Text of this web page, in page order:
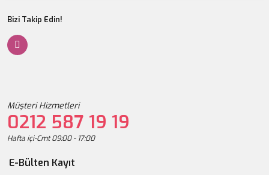
Bizi Takip Edin!
Müşteri Hizmetleri
0212 587 19 19
Hafta içi-Cmt 09:00 - 17:00
E-Bülten Kayıt